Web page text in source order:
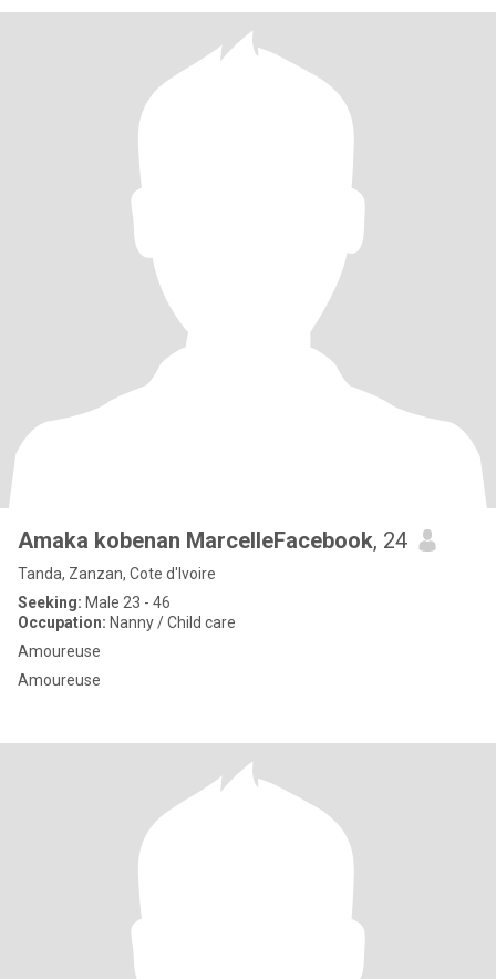
Amaka kobenan MarcelleFacebook, 24
Tanda, Zanzan, Cote d'Ivoire
Seeking: Male 23 - 46
Occupation: Nanny / Child care
Amoureuse
Amoureuse